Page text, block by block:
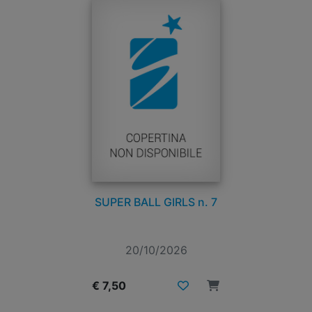
SUPER BALL GIRLS n. 7
20/10/2026
€ 7,50